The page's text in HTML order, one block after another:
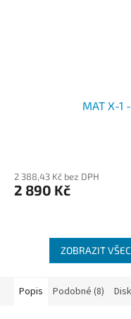
MAT X-1
2 388,43 Kč bez DPH
2 890 Kč
ZOBRAZIT
Popis Podobné (8)